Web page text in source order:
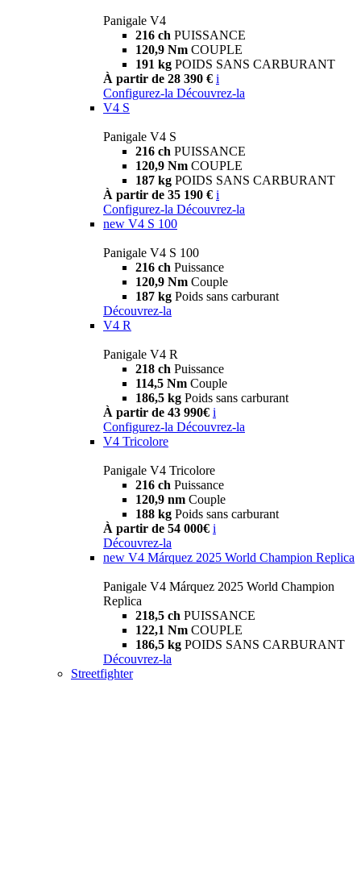
Panigale V4
216 ch PUISSANCE
120,9 Nm COUPLE
191 kg POIDS SANS CARBURANT
À partir de 28 390 € i
Configurez-la Découvrez-la
V4 S
Panigale V4 S
216 ch PUISSANCE
120,9 Nm COUPLE
187 kg POIDS SANS CARBURANT
À partir de 35 190 € i
Configurez-la Découvrez-la
new V4 S 100
Panigale V4 S 100
216 ch Puissance
120,9 Nm Couple
187 kg Poids sans carburant
Découvrez-la
V4 R
Panigale V4 R
218 ch Puissance
114,5 Nm Couple
186,5 kg Poids sans carburant
À partir de 43 990€ i
Configurez-la Découvrez-la
V4 Tricolore
Panigale V4 Tricolore
216 ch Puissance
120,9 nm Couple
188 kg Poids sans carburant
À partir de 54 000€ i
Découvrez-la
new V4 Márquez 2025 World Champion Replica
Panigale V4 Márquez 2025 World Champion
Replica
218,5 ch PUISSANCE
122,1 Nm COUPLE
186,5 kg POIDS SANS CARBURANT
Découvrez-la
Streetfighter